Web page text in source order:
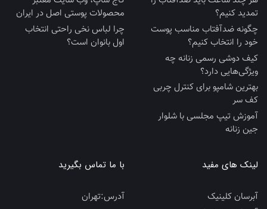
تمدید کنیم؟
چگونه ضدآفتاب مناسب پوست
خود را انتخاب کنیم؟
کیف دوشی رسمی زنانه چه
ویژگی‌هایی دارد؟
بهترین شامپو برای کنترل چربی
کف سر
آموزش تیپ مجلسی با شلوار
جین زنانه
محصولات پوستی اصل در ایران
چرا لباس نخی راحتی انتخاب
اول بانوان است؟
لینک های مفید
آبرسان کلینیک
با ما تماس بگیرید
آدرس:تهران